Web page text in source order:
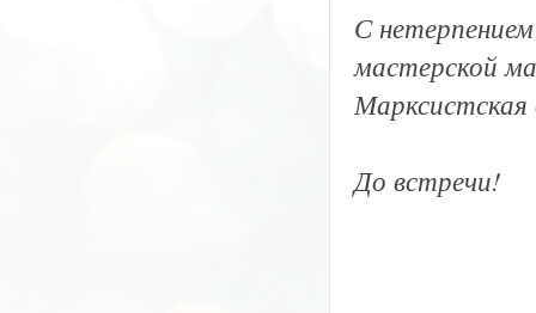
С
мастерской
Марксистская
До встречи!